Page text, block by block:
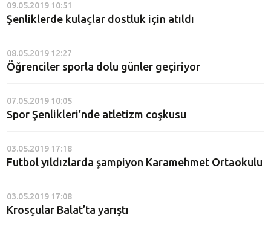
09.05.2019 10:51
Şenliklerde kulaçlar dostluk için atıldı
08.05.2019 12:27
Öğrenciler sporla dolu günler geçiriyor
07.05.2019 10:05
Spor Şenlikleri’nde atletizm coşkusu
03.05.2019 17:18
Futbol yıldızlarda şampiyon Karamehmet Ortaokulu
03.05.2019 17:08
Krosçular Balat’ta yarıştı